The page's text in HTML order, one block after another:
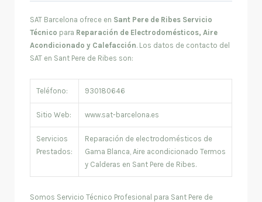
SAT Barcelona ofrece en Sant Pere de Ribes Servicio
Técnico para Reparación de Electrodomésticos, Aire
Acondicionado y Calefacción. Los datos de contacto del
SAT en Sant Pere de Ribes son:
Teléfono: 930180646
Sitio Web: www.sat-barcelona.es
Servicios
Prestados:
Reparación de electrodomésticos de
Gama Blanca, Aire acondicionado Termos
y Calderas en Sant Pere de Ribes.
Somos Servicio Técnico Profesional para Sant Pere de